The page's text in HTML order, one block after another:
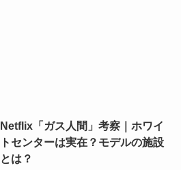
Netflix「ガス人間」考察｜ホワイ
トセンターは実在？モデルの施設
とは？